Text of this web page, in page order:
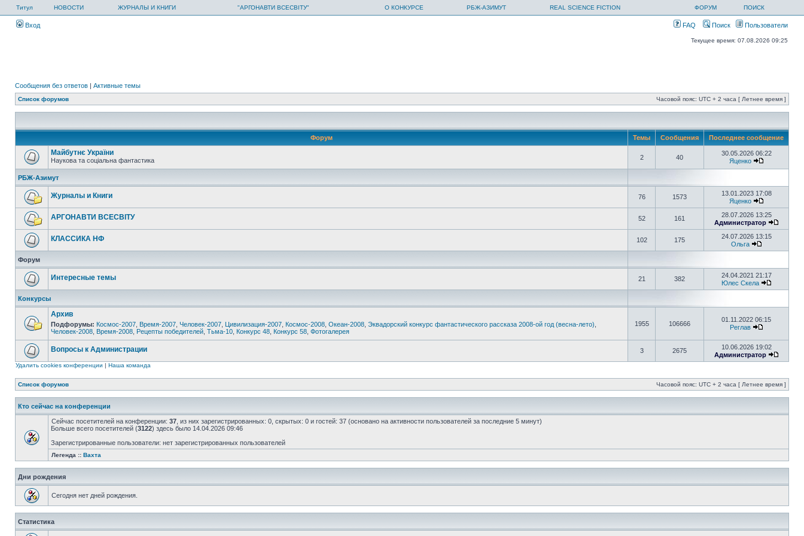
Титул НОВОСТИ ЖУРНАЛЫ И КНИГИ "АРГОНАВТИ ВСЕСВІТУ" О КОНКУРСЕ РБЖ-АЗИМУТ REAL SCIENCE FICTION ФОРУМ ПОИСК
Вход FAQ Поиск Пользователи
Текущее время: 07.08.2026 09:25
Сообщения без ответов | Активные темы
Список форумов Часовой пояс: UTC + 2 часа [ Летнее время ]
Форум Темы Сообщения Последнее сообщение
Майбутнє України
Наукова та соціальна фантастика 2 40
30.05.2026 06:22
Яценко
РБЖ-Азимут
Журналы и Книги 76 1573
13.01.2023 17:08
Яценко
АРГОНАВТИ ВСЕСВIТУ 52 161
28.07.2026 13:25
Администратор
КЛАССИКА НФ 102 175
24.07.2026 13:15
Ольга
Форум
Интересные темы 21 382
24.04.2021 21:17
Юлес Скела
Конкурсы
Архив
Подфорумы: Космос-2007 Время-2007 Человек-2007 Цивилизация-2007 Космос-2008 Океан-2008 Эквадорский конкурс фантастического рассказа 2008-ой год (весна-лето)
Человек-2008 Время-2008 Рецепты победителей Тьма-10 Конкурс 48 Конкурс 58 Фотогалерея
1955 106666
01.11.2022 06:15
Реглав
Вопросы к Администрации 3 2675
10.06.2026 19:02
Администратор
Удалить cookies конференции | Наша команда
Список форумов Часовой пояс: UTC + 2 часа [ Летнее время ]
Кто сейчас на конференции
Сейчас посетителей на конференции: 37 , из них зарегистрированных: 0, скрытых: 0 и гостей: 37 (основано на активности пользователей за последние 5 минут)
Больше всего посетителей (3122) здесь было 14.04.2026 09:46
Зарегистрированные пользователи: нет зарегистрированных пользователей
Легенда :: Вахта
Дни рождения
Сегодня нет дней рождения.
Статистика